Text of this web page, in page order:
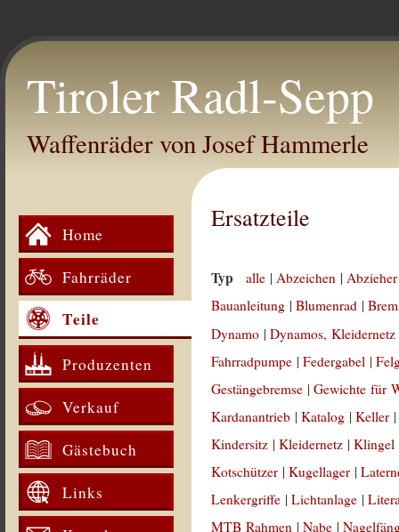
Tiroler Radl-Sepp
Waffenräder von Josef Hammerle
Home
Fahrräder
Teile
Produzenten
Verkauf
Gästebuch
Links
Ersatzteile
Typ alle |Abzeichen |
Bauanleitung |Blumenrad |
Dynamo |Dynamos, Kleidernetz
Fahrradpumpe |Federgabel |
Gestängebremse |Gewichte für
Kardanantrieb |Katalog |Keller
Kindersitz |Kleidernetz |Klingel
Kotschützer |Kugellager |
Lenkergriffe |Lichtanlage |
MTB Rahmen |Nabe |